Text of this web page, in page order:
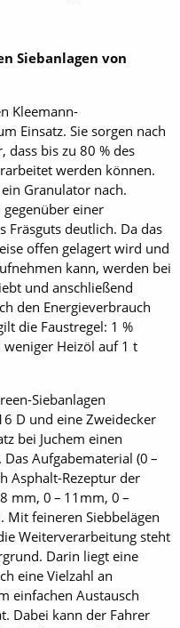
Siebanlagen von
Kleemann-
Einsatz. Sie sorgen nach
dass bis zu 80 % des
werden können.
Granulator nach.
einer
Fräsguts deutlich. Da das
offen gelagert wird und
kann, werden bei
und anschließend
den Energieverbrauch
die Faustregel: 1 %
Heizöl auf 1 t
Siebanlagen
D und eine Zweidecker
bei Juchem einen
Aufgabematerial (0 –
Asphalt-Rezeptur der
mm, 0 – 11mm, 0 –
Mit feineren Siebbelägen
Weiterverarbeitung steht
Darin liegt eine
eine Vielzahl an
einfachen Austausch
Dabei kann der Fahrer